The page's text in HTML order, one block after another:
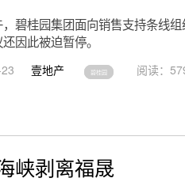
，碧桂园集团面向销售支持条线
因此被迫暂停。
壹地产 碧桂园 阅读：
峡剥离福晟